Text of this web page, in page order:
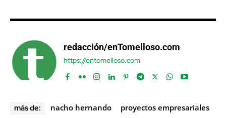
redacción/enTomelloso.com
https://entomelloso.com
más de: nacho hernando proyectos empresariales